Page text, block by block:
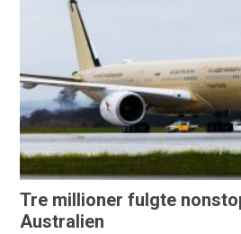
Tre millioner fulgte
Australien